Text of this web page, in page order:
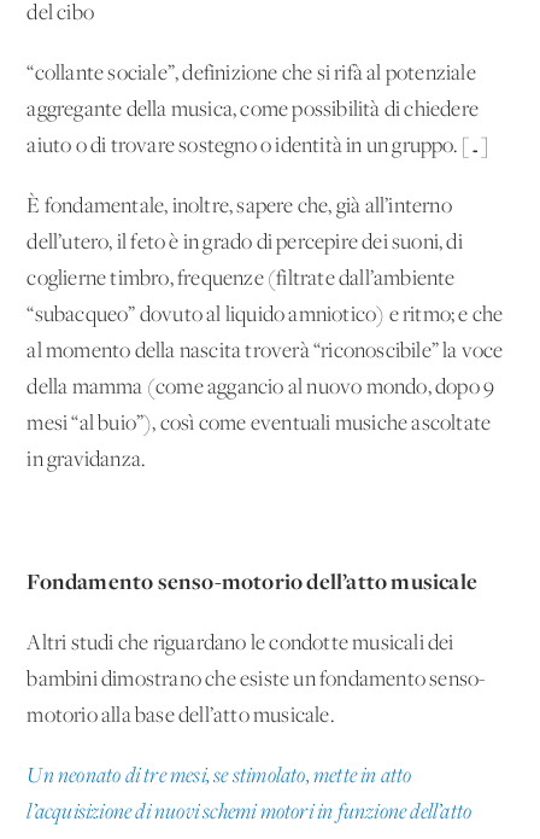
del cibo
“collante sociale”, definizione che si rifà al potenziale
aggregante della musica, come possibilità di chiedere
aiuto o di trovare sostegno o identità in un gruppo. […]
È fondamentale, inoltre, sapere che, già all’interno
dell’utero, il feto è in grado di percepire dei suoni, di
coglierne timbro, frequenze (filtrate dall’ambiente
“subacqueo” dovuto al liquido amniotico) e ritmo; e che
al momento della nascita troverà “riconoscibile” la voce
della mamma (come aggancio al nuovo mondo, dopo 9
mesi “al buio”), così come eventuali musiche ascoltate
in gravidanza.
Fondamento senso-motorio dell’atto musicale
Altri studi che riguardano le condotte musicali dei
bambini dimostrano che esiste un fondamento senso-
motorio alla base dell’atto musicale.
Un neonato di tre mesi, se stimolato, mette in atto
l’acquisizione di nuovi schemi motori in funzione dell’atto